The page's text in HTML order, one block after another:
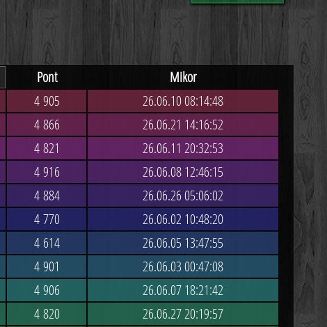
Pont
Mikor
4 905
26.06.10 08:14:48
4 866
26.06.21 14:16:52
4 821
26.06.11 20:32:53
4 916
26.06.08 12:46:15
4 884
26.06.26 05:06:02
4 770
26.06.02 10:48:20
4 614
26.06.05 13:47:55
4 901
26.06.03 00:47:08
4 906
26.06.07 18:21:42
4 820
26.06.27 20:19:57